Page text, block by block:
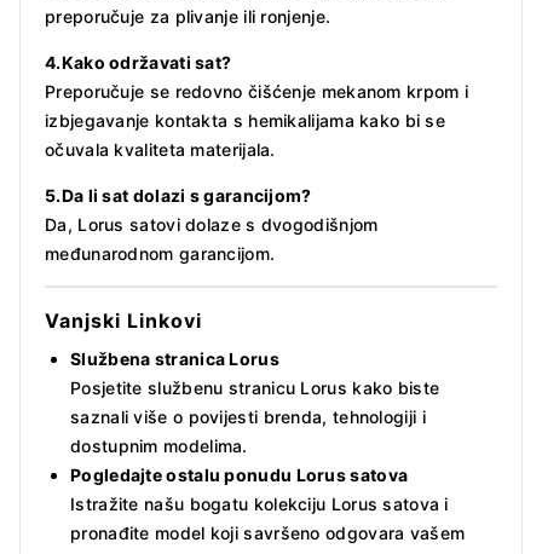
preporučuje za plivanje ili ronjenje.
4.Kako održavati sat?
Preporučuje se redovno čišćenje mekanom krpom i
izbjegavanje kontakta s hemikalijama kako bi se
očuvala kvaliteta materijala.
5.Da li sat dolazi s garancijom?
Da, Lorus satovi dolaze s dvogodišnjom
međunarodnom garancijom.
Vanjski Linkovi
Službena stranica Lorus
Posjetite službenu stranicu Lorus kako biste
saznali više o povijesti brenda, tehnologiji i
dostupnim modelima.
Pogledajte ostalu ponudu Lorus satova
Istražite našu bogatu kolekciju Lorus satova i
pronađite model koji savršeno odgovara vašem